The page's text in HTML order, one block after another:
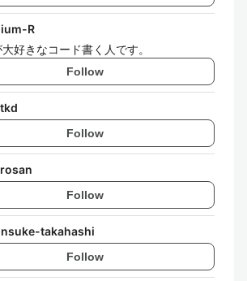
R
好きなコード書く人です。
Follow
Follow
Follow
takahashi
Follow